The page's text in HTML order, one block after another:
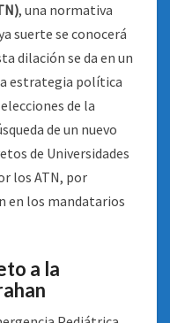
, una normativa
suerte se conocerá
dilación se da en un
estrategia política
de la
de un nuevo
de Universidades
los ATN, por
en los mandatarios
a la